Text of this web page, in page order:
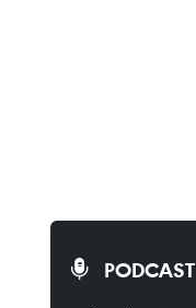
PODCAST